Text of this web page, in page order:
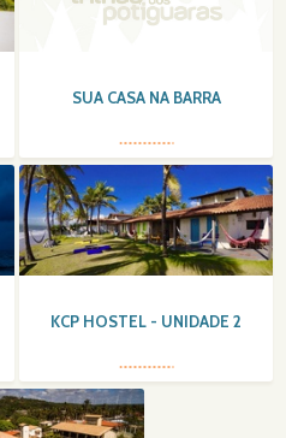
SUA CASA NA BARRA
KCP HOSTEL - UNIDADE 2